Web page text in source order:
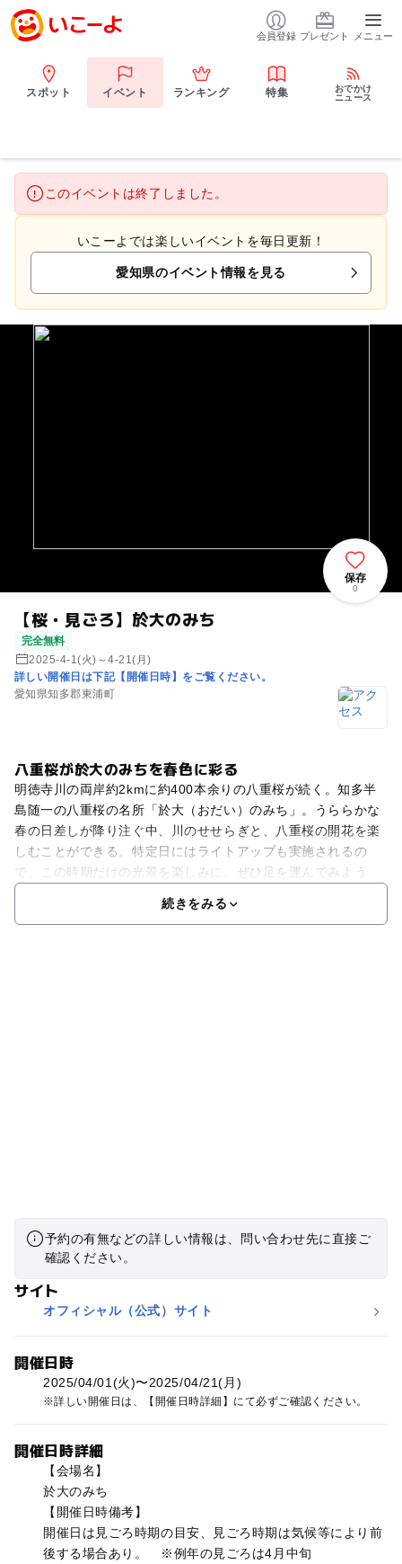
会員登録 プレゼント メニュー
スポット イベント ランキング 特集
おでかけ
ニュース
このイベントは終了しました。
いこーよでは楽しいイベントを毎日更新！
愛知県のイベント情報を見る
【桜・見ごろ】於大のみち
完全無料
2025-4-1(火)～4-21(月)
詳しい開催日は下記【開催日時】をご覧ください。
愛知県知多郡東浦町
保存
0
八重桜が於大のみちを春色に彩る
明徳寺川の両岸約2kmに約400本余りの八重桜が続く。知多半
島随一の八重桜の名所「於大（おだい）のみち」。うららかな
春の日差しが降り注ぐ中、川のせせらぎと、八重桜の開花を楽
しむことができる。特定日にはライトアップも実施されるの
で、この時期だけの光景を楽しみに、ぜひ足を運んでみよう
続きをみる
予約の有無などの詳しい情報は、問い合わせ先に直接ご
確認ください。
サイト
オフィシャル（公式）サイト
開催日時
2025/04/01(火)〜2025/04/21(月)
詳しい開催日は、【開催日時詳細】にて必ずご確認ください。
開催日時詳細
【会場名】
於大のみち
【開催日時備考】
開催日は見ごろ時期の目安、見ごろ時期は気候等により前
後する場合あり。 ※例年の見ごろは4月中旬